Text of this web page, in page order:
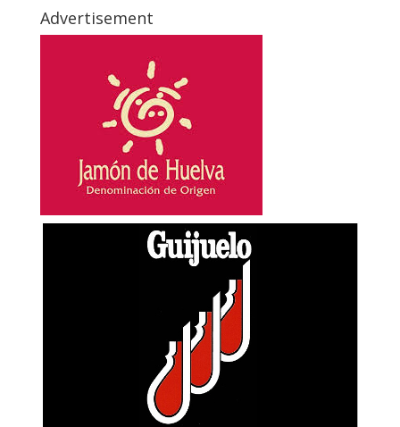
Advertisement